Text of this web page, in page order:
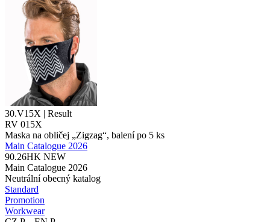
30.V15X | Result
RV 015X
Maska na obličej „Zigzag“, balení po 5 ks
Main Catalogue 2026
90.26HK NEW
Main Catalogue 2026
Neutrální obecný katalog
Standard
Promotion
Workwear